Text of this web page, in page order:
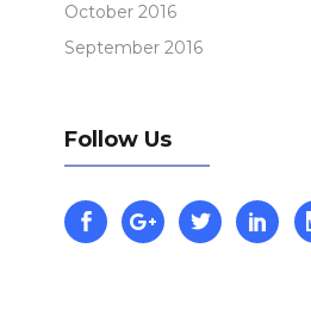
October 2016
September 2016
Follow Us